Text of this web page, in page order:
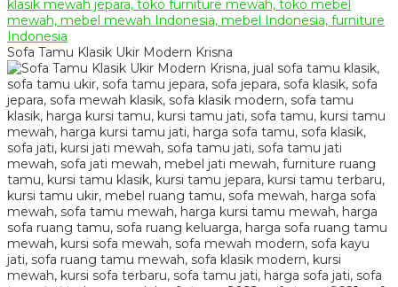
Sofa Tamu Klasik Ukir Modern Krisna